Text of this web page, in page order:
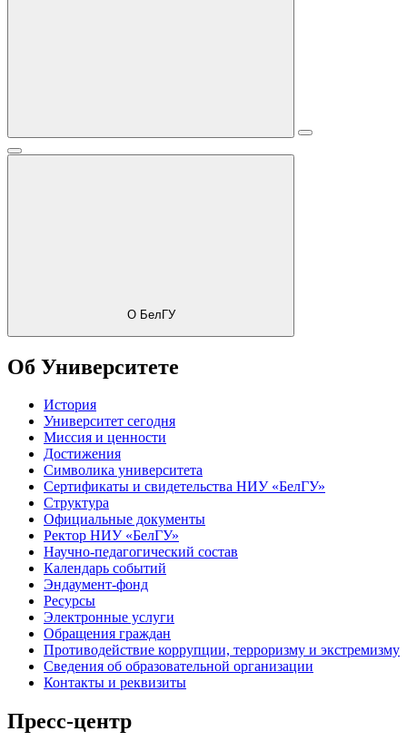
О БелГУ
Об Университете
История
Университет сегодня
Миссия и ценности
Достижения
Символика университета
Сертификаты и свидетельства НИУ «БелГУ»
Структура
Официальные документы
Ректор НИУ «БелГУ»
Научно-педагогический состав
Календарь событий
Эндаумент-фонд
Ресурсы
Электронные услуги
Обращения граждан
Противодействие коррупции, терроризму и экстремизму
Сведения об образовательной организации
Контакты и реквизиты
Пресс-центр